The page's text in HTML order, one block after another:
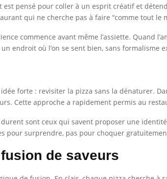
pensé pour coller à un esprit créatif et
qui ne cherche pas à faire “comme tout le
commence avant même l’assiette. Quand
endroit où l’on se sent bien, sans formalisme
idée forte : revisiter la pizza sans la dénaturer.
Cette approche a rapidement permis au
sont ceux qui savent proposer une
pour surprendre, pas pour choquer
de saveurs